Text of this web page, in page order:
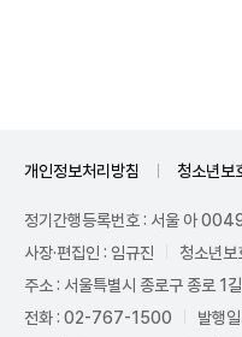
개인정보처리방침 청소년보
정기간행등록번호 : 서울 아
사장·편집인 : 임규진
청소년보
주소 : 서울특별시 종로구 종로
전화 : 02-767-1500
발행